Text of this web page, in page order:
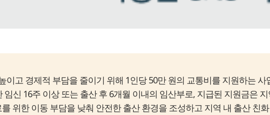
이고 경제적 부담을 줄이기 위해 1인당 50만 원의 교통비를 지원하는
신 16주 이상 또는 출산 후 6개월 이내의 임산부로, 지급된 지원금은
위한 이동 부담을 낮춰 안전한 출산 환경을 조성하고 지역 내 출산 친